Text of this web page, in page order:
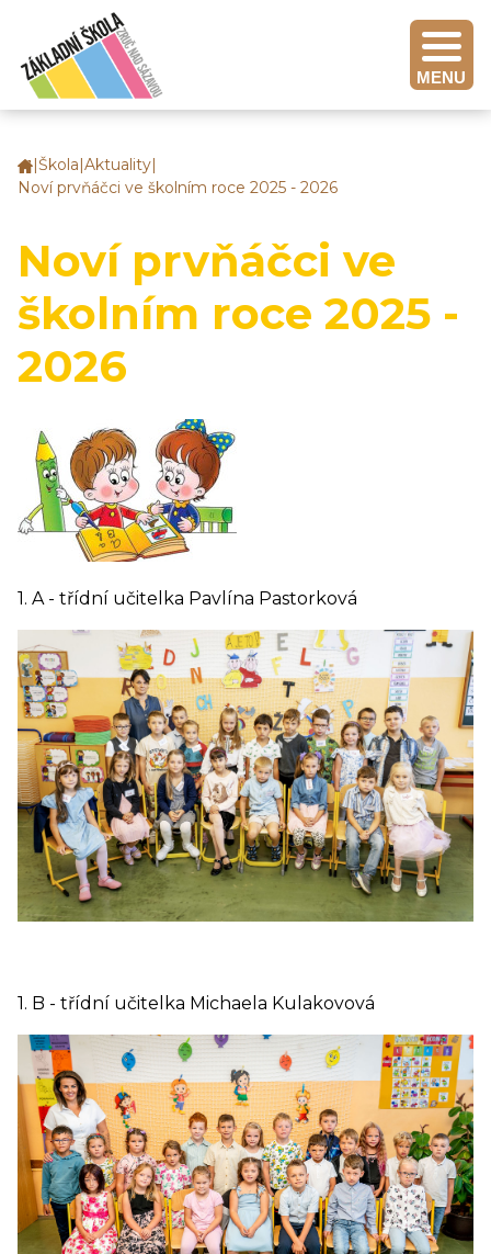
MENU
Základní
škola
Sázavou
Škola Aktuality
Noví prvňáčci ve školním roce 2025 - 2026
Noví prvňáčci ve
školním roce 2025 -
2026
1. A - třídní učitelka Pavlína Pastorková
1. B - třídní učitelka Michaela Kulakovová